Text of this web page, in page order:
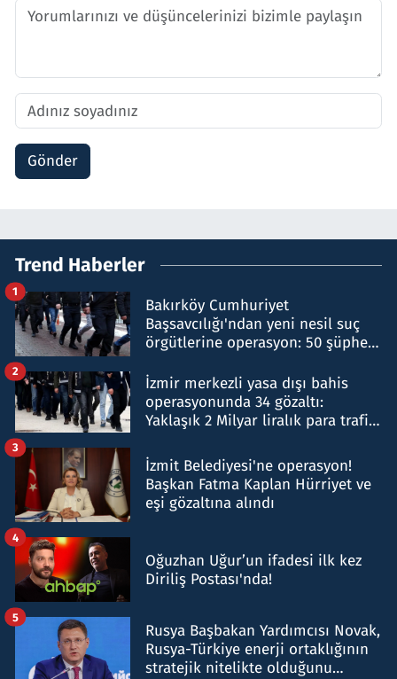
Gönder
Trend Haberler
Bakırköy Cumhuriyet
Başsavcılığı'ndan yeni nesil suç
örgütlerine operasyon: 50 şüpheli
1
İzmir merkezli yasa dışı bahis
operasyonunda 34 gözaltı:
Yaklaşık 2 Milyar liralık para trafiği
2
İzmit Belediyesi'ne operasyon!
Başkan Fatma Kaplan Hürriyet ve
eşi gözaltına alındı
3
Oğuzhan Uğur’un ifadesi ilk kez
Diriliş Postası'nda!
4
Rusya Başbakan Yardımcısı Novak,
Rusya-Türkiye enerji ortaklığının
stratejik nitelikte olduğunu
5